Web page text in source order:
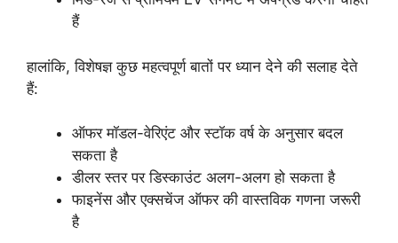
हैं
हालांकि, विशेषज्ञ कुछ महत्वपूर्ण बातों पर ध्यान देने की सलाह देते
हैं:
ऑफर मॉडल-वेरिएंट और स्टॉक वर्ष के अनुसार बदल
सकता है
डीलर स्तर पर डिस्काउंट अलग-अलग हो सकता है
फाइनेंस और एक्सचेंज ऑफर की वास्तविक गणना जरूरी
है